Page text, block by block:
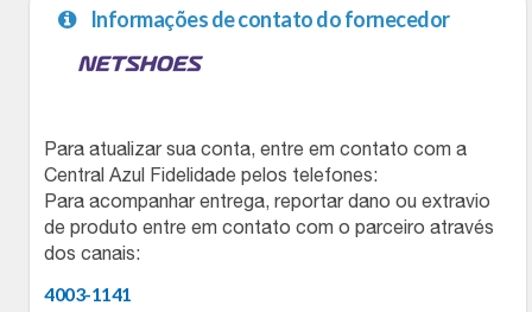
Jardim
Jogos E Consoles
Malas E Mochilas
Mercado
Loccitane En Provence
Magalu
Meu Resgate Favorito
Mondial
Mormaii
Ponto Frio
Pontos Por Opiniões
Portal Das Malas
Renner
Sams Club
Informações de contato do fornecedor
Para atualizar sua conta, entre em contato com a
Central Azul Fidelidade pelos telefones:
Para acompanhar entrega, reportar dano ou extravio
de produto entre em contato com o parceiro através
dos canais:
4003-1141